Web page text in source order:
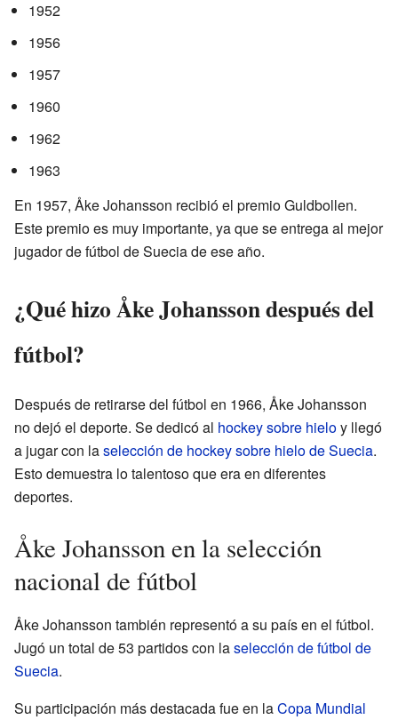
1952
1956
1957
1960
1962
1963
En 1957, Åke Johansson recibió el premio Guldbollen.
Este premio es muy importante, ya que se entrega al mejor
jugador de fútbol de Suecia de ese año.
¿Qué hizo Åke Johansson después del
fútbol?
Después de retirarse del fútbol en 1966, Åke Johansson
no dejó el deporte. Se dedicó al hockey sobre hieloy llegó
a jugar con laselección de hockey sobre hielo de Suecia.
Esto demuestra lo talentoso que era en diferentes
deportes.
Åke Johansson en la selección
nacional de fútbol
Åke Johansson también representó a su país en el fútbol.
Jugó un total de 53 partidos con laselección de fútbol de
Suecia.
Su participación más destacada fue en laCopa Mundial